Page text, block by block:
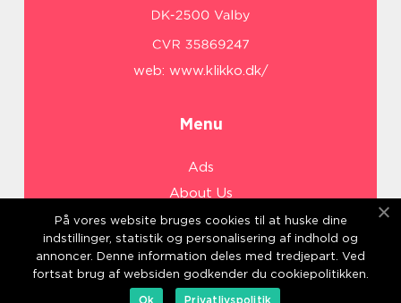
web: www.klikko.dk/
Menu
Ads
About Us
Cookies
Contact
Sitemap
På vores website bruges cookies til at huske dine
indstillinger, statistik og personalisering af indhold og
annoncer. Denne information deles med tredjepart. Ved
fortsat brug af websiden godkender du cookiepolitikken.
Ok
Privatlivspolitik